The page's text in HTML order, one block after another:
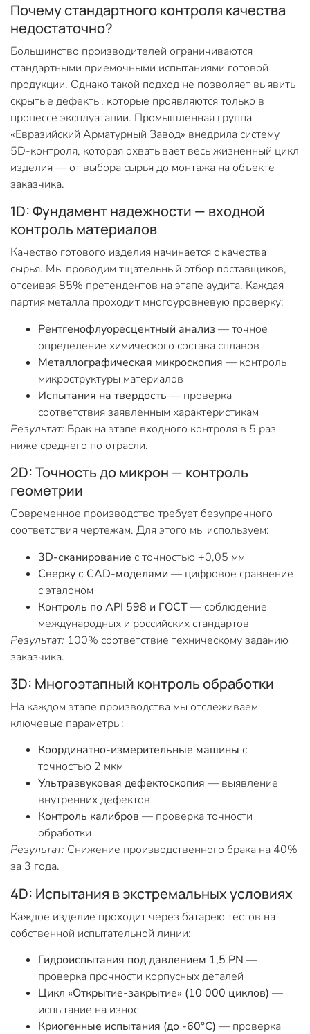
Почему стандартного контроля качества
недостаточно?
Большинство производителей ограничиваются
стандартными приемочными испытаниями готовой
продукции. Однако такой подход не позволяет выявить
скрытые дефекты, которые проявляются только в
процессе эксплуатации. Промышленная группа
«Евразийский Арматурный Завод» внедрила систему
5D-контроля, которая охватывает весь жизненный цикл
изделия — от выбора сырья до монтажа на объекте
заказчика.
1D: Фундамент надежности — входной
контроль материалов
Качество готового изделия начинается с качества
сырья. Мы проводим тщательный отбор поставщиков,
отсеивая 85% претендентов на этапе аудита. Каждая
партия металла проходит многоуровневую проверку:
Рентгенофлуоресцентный анализ— точное
определение химического состава сплавов
Металлографическая микроскопия — контроль
микроструктуры материалов
Испытания на твердость — проверка
соответствия заявленным характеристикам
Результат: Брак на этапе входного контроля в 5 раз
ниже среднего по отрасли.
2D: Точность до микрон — контроль
геометрии
Современное производство требует безупречного
соответствия чертежам. Для этого мы используем:
3D-сканирование с точностью +0,05 мм
Сверку с CAD-моделями — цифровое сравнение
с эталоном
Контроль по API 598 и ГОСТ— соблюдение
международных и российских стандартов
Результат: 100% соответствие техническому заданию
заказчика.
3D: Многоэтапный контроль обработки
На каждом этапе производства мы отслеживаем
ключевые параметры:
Координатно-измерительные машины с
точностью 2 мкм
Ультразвуковая дефектоскопия — выявление
внутренних дефектов
Контроль калибров — проверка точности
обработки
Результат: Снижение производственного брака на 40%
за 3 года.
4D: Испытания в экстремальных условиях
Каждое изделие проходит через батарею тестов на
собственной испытательной линии:
Гидроиспытания под давлением 1,5 PN —
проверка прочности корпусных деталей
Цикл «Открытие-закрытие» (10 000 циклов) —
испытание на износ
Криогенные испытания (до -60°C) — проверка